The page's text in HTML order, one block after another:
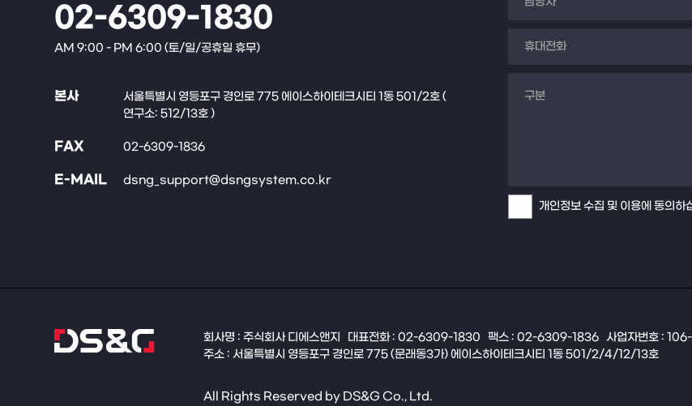
02-6309-1830
AM 9:00 - PM 6:00 (토/일/공휴일 휴무)
본사
서울특별시 영등포구 경인로 775 에이스하이테크시티 1동 501/2호 (
연구소: 512/13호 )
FAX 02-6309-1836
E-MAIL
dsng_support@dsngsystem.co.kr
개인정보 수집 및 이용에 동의하
회사명 : 주식회사 디에스앤지 대표전화 : 02-6309-1830 팩스 : 02-6309-1836 사업자번호 :
주소 : 서울특별시 영등포구 경인로 775 (문래동3가) 에이스하이테크시티 1동 501/2/4/12/13호
All Rights Reserved by DS&G Co., Ltd.